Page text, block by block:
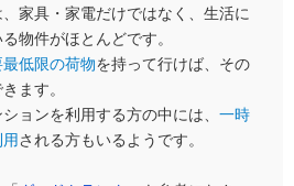
家具・家電だけではなく、生活に
物件がほとんどです。
最低限の荷物を持って行けば、その
ます。
ョンを利用する方の中には、 一時
される方もいるようです。